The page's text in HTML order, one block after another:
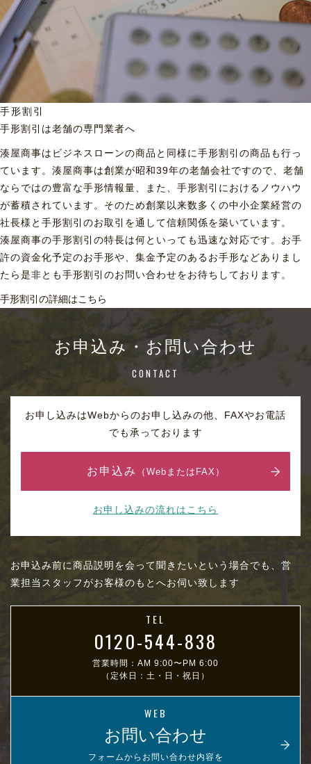
手形割引
手形割引は老舗の専門業者へ
湊屋商事はビジネスローンの商品と同様に手形割引の商品も行っ
ています。湊屋商事は創業が昭和39年の老舗会社ですので、老舗
ならではの豊富な手形情報量、また、手形割引におけるノウハウ
が蓄積されています。そのため創業以来数多くの中小企業経営の
社長様と手形割引のお取引を通して信頼関係を築いています。
湊屋商事の手形割引の特長は何といっても迅速な対応です。お手
許の資金化予定のお手形や、集金予定のあるお手形などありまし
たら是非とも手形割引のお問い合わせをお待ちしております。
手形割引の詳細はこちら
お申込み・お問い合わせ
CONTACT
お申し込みはWebからのお申し込みの他、FAXやお電話
でも承っております
お申込み （WebまたはFAX）
お申し込みの流れはこちら
お申込み前に商品説明を会って聞きたいという場合でも、営
業担当スタッフがお客様のもとへお伺い致します
TEL
0120-544-838
営業時間：AM 9:00〜PM 6:00
（定休日：土・日・祝日）
WEB
お問い合わせ
フォームからお問い合わせ内容を